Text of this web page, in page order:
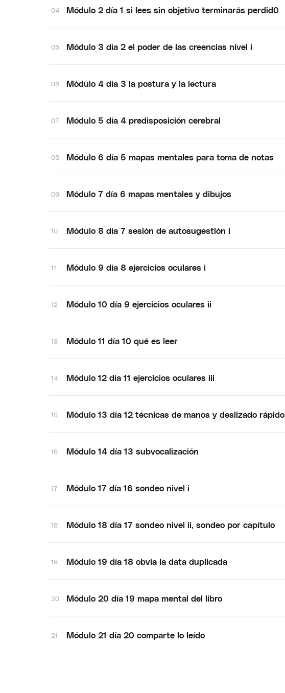
04 Módulo 2 día 1 si lees sin objetivo terminarás perdid0
05 Módulo 3 día 2 el poder de las creencias nivel i
06 Módulo 4 día 3 la postura y la lectura
07 Módulo 5 día 4 predisposición cerebral
08 Módulo 6 día 5 mapas mentales para toma de notas
09 Módulo 7 día 6 mapas mentales y dibujos
10 Módulo 8 día 7 sesión de autosugestión i
11 Módulo 9 día 8 ejercicios oculares i
12 Módulo 10 día 9 ejercicios oculares ii
13 Módulo 11 día 10 qué es leer
14 Módulo 12 día 11 ejercicios oculares iii
15 Módulo 13 día 12 técnicas de manos y deslizado rápido
16 Módulo 14 día 13 subvocalización
17 Módulo 17 día 16 sondeo nivel i
18 Módulo 18 día 17 sondeo nivel ii, sondeo por capítulo
19 Módulo 19 día 18 obvia la data duplicada
20 Módulo 20 día 19 mapa mental del libro
21 Módulo 21 día 20 comparte lo leído